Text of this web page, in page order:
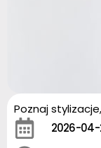
Poznaj
2026-04-